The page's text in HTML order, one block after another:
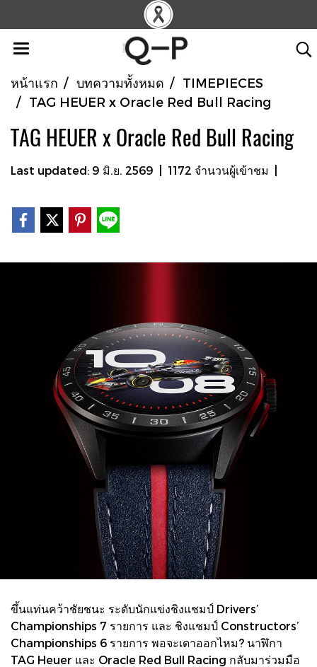
หน้าแรก บทความทั้งหมด
TIMEPIECES
TAG HEUER x Oracle Red Bull Racing
TAG HEUER x Oracle Red Bull Racing
Last updated: 9 มิ.ย. 2569 1172 จำนวนผู้เข้าชม
ขึ้นแท่นคว้าชัยชนะ ระดับนักแข่งชิงแชมป์ Drivers’
Championships 7 รายการ และ ชิงแชมป์ Constructors’
Championships 6 รายการ พอจะเดาออกไหม? นาฬิกา
TAG Heuer และ Oracle Red Bull Racing กลับมาร่วมมือ